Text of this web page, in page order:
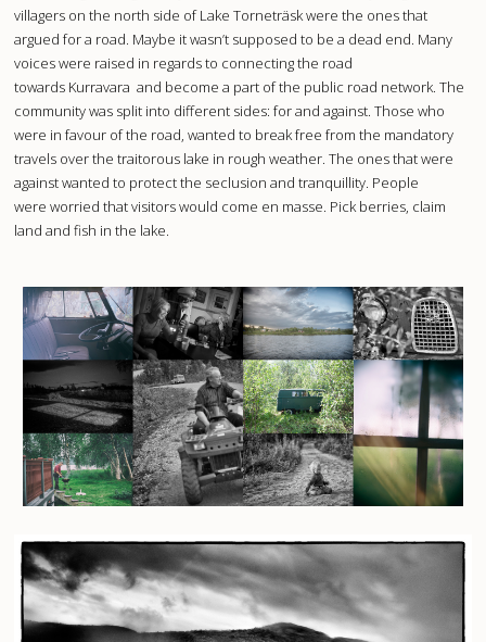
villagers on the north side of Lake Torneträsk were the ones that
argued for a road. Maybe it wasn’t supposed to be a dead end. Many
voices were raised in regards to connecting the road
towards Kurravara and become a part of the public road network. The
community was split into different sides: for and against. Those who
were in favour of the road, wanted to break free from the mandatory
travels over the traitorous lake in rough weather. The ones that were
against wanted to protect the seclusion and tranquillity. People
were worried that visitors would come en masse. Pick berries, claim
land and fish in the lake.